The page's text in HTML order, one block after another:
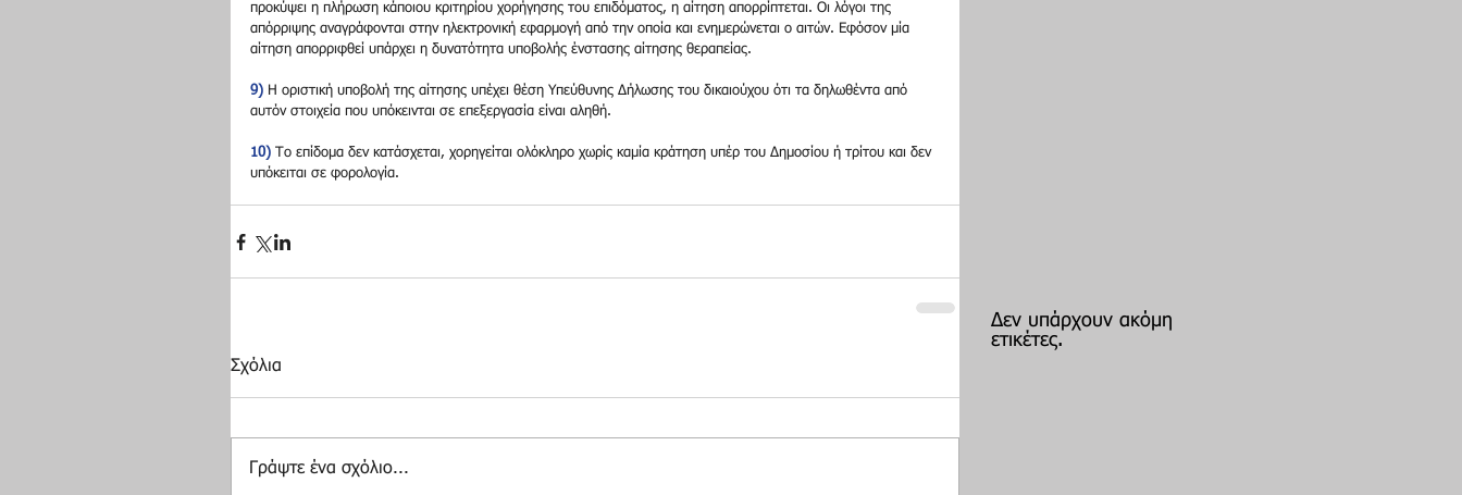
προκύψει η πλήρωση κάποιου κριτηρίου χορήγησης του επιδόματος, η αίτηση απορρίπτεται. Οι λόγοι της
απόρριψης αναγράφονται στην ηλεκτρονική εφαρμογή από την οποία και ενημερώνεται ο αιτών. Εφόσον μία
αίτηση απορριφθεί υπάρχει η δυνατότητα υποβολής ένστασης αίτησης θεραπείας.
9) Η οριστική υποβολή της αίτησης υπέχει θέση Υπεύθυνης Δήλωσης του δικαιούχου ότι τα δηλωθέντα από
αυτόν στοιχεία που υπόκεινται σε επεξεργασία είναι αληθή.
10) Το επίδομα δεν κατάσχεται, χορηγείται ολόκληρο χωρίς καμία κράτηση υπέρ του Δημοσίου ή τρίτου και δεν
υπόκειται σε φορολογία.
Σχόλια
Γράψτε ένα σχόλιο...
Δεν υπάρχουν ακόμη
ετικέτες.